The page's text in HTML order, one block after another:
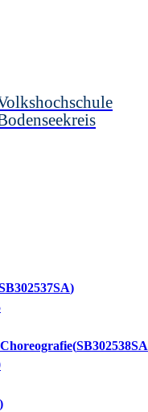
SB302538SA